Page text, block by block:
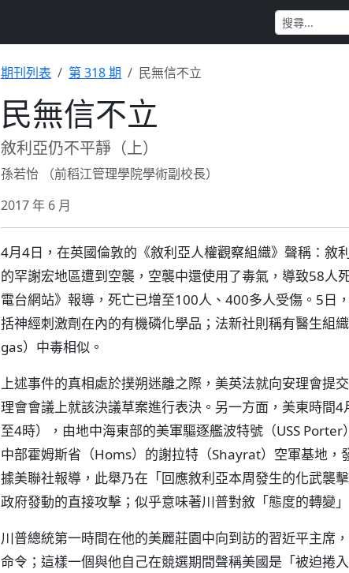
期刊列表 第 318 期 民無信不立
民無信不立
敘利亞仍不平靜（上）
孫若怡 （前稻江管理學院學術副校長）
2017 年 6 月
4月4日，在英國倫敦的《敘利亞人權觀察組織》聲稱：敘
的罕謝宏地區遭到空襲，空襲中還使用了毒氣，導致58人
電台網站》報導，死亡已增至100人、400多人受傷。5日
括神經刺激劑在內的有機磷化學品；法新社則稱有醫生組
gas）中毒相似。
上述事件的真相處於撲朔迷離之際，美英法就向安理會提
理會會議上就該決議草案進行表決。另一方面，美東時間
至4時），由地中海東部的美軍驅逐艦波特號（USS Porter
中部霍姆斯省（Homs）的謝拉特（Shayrat）空軍基地，
據美聯社報導，此舉乃在「回應敘利亞本周發生的化武襲
政府發動的直接攻擊；似乎意味著川普對敘「態度的轉變」
川普總統第一時間在他的美麗莊園中向到訪的習近平主席
命令；這樣一個與他自己在競選期間聲稱美國是「被迫捲